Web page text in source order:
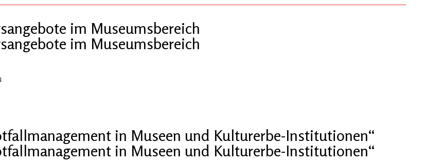
im Museumsbereich
im Museumsbereich
in Museen und Kulturerbe-Institutionen“
in Museen und Kulturerbe-Institutionen“